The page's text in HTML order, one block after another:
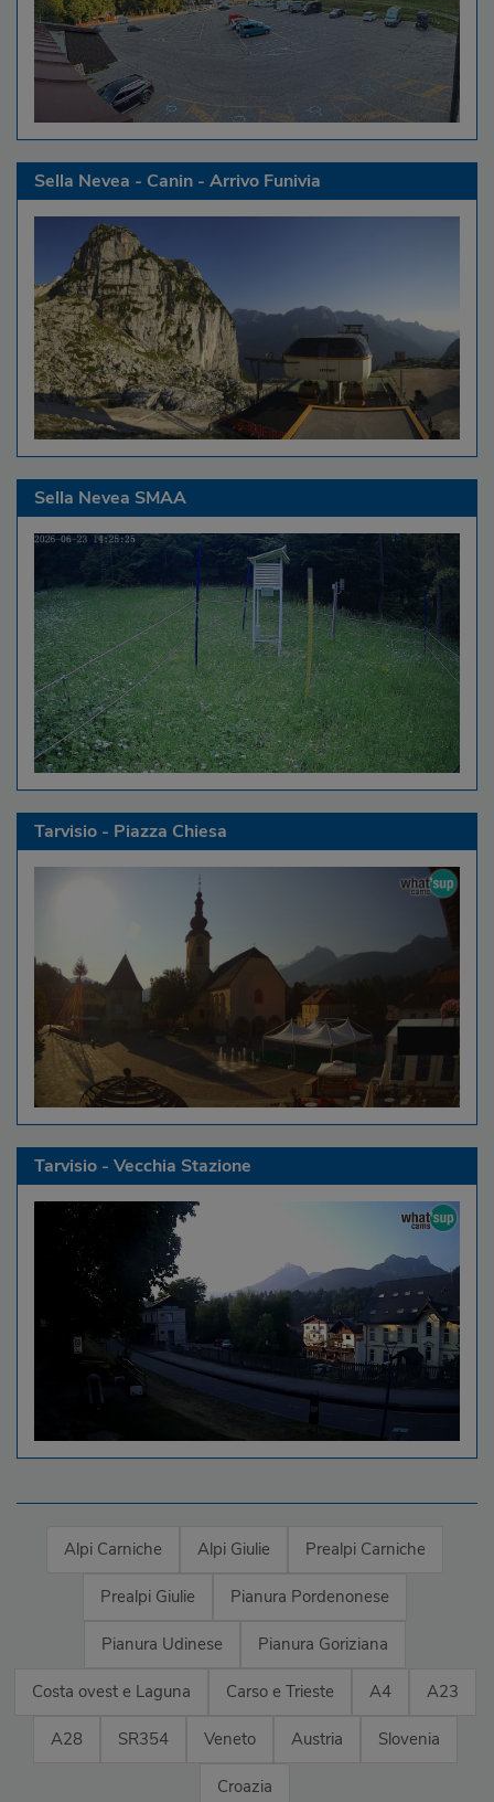
Sella Nevea - Canin - Arrivo Funivia
Sella Nevea SMAA
Tarvisio - Piazza Chiesa
Tarvisio - Vecchia Stazione
Alpi Carniche Alpi Giulie Prealpi Carniche
Prealpi Giulie Pianura Pordenonese
Pianura Udinese Pianura Goriziana
Costa ovest e Laguna Carso e Trieste A4 A23
A28 SR354 Veneto Austria Slovenia
Croazia